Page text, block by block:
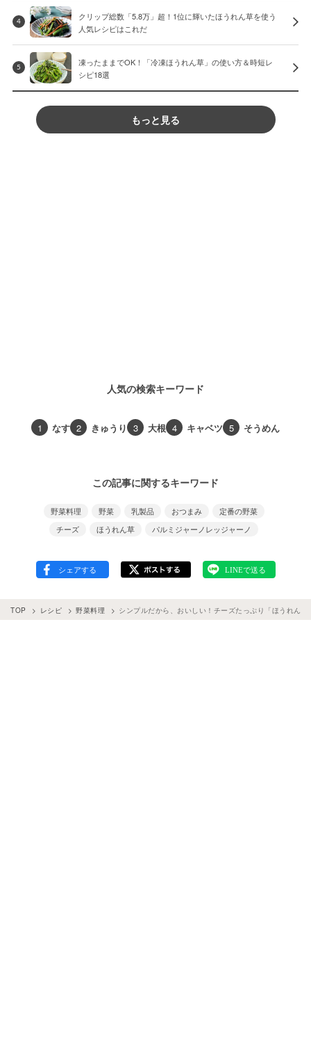
4
クリップ総数「5.8万」超！1位に輝いたほうれん草を使う
人気レシピはこれだ
5
凍ったままでOK！「冷凍ほうれん草」の使い方＆時短レ
シピ18選
もっと見る
人気の検索キーワード
1 なす 2 きゅうり 3 大根 4 キャベツ 5 そうめん
この記事に関するキーワード
野菜料理 野菜 乳製品 おつまみ
定番の野菜
チーズ
ほうれん草 パルミジャーノレッジャーノ
TOP レシピ 野菜料理 シンプルだから、おいしい！チーズたっぷり「ほうれん草